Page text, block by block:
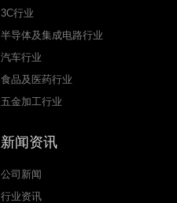
3C行业
半导体及集成电路行业
汽车行业
食品及医药行业
五金加工行业
新闻资讯
公司新闻
行业资讯